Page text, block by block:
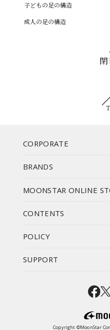
子どもの足の構造
成人の足の構造
閉
CORPORATE
BRANDS
MOONSTAR ONLINE
CONTENTS
POLICY
SUPPORT
Copyright ©MoonStar